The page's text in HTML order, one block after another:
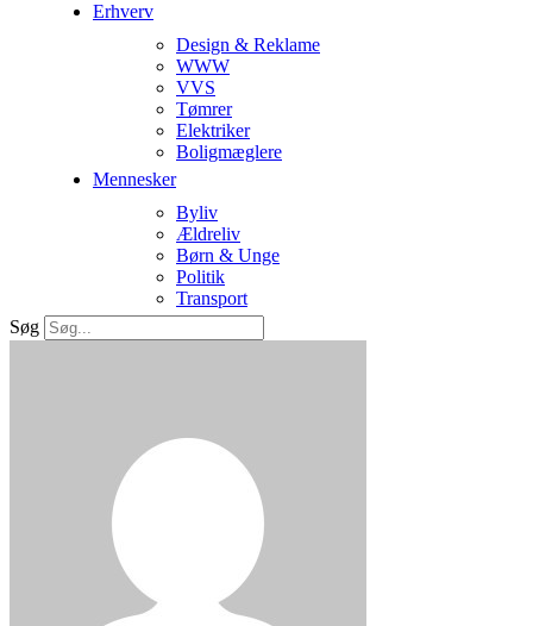
Erhverv
Design & Reklame
WWW
VVS
Tømrer
Elektriker
Boligmæglere
Mennesker
Byliv
Ældreliv
Børn & Unge
Politik
Transport
Søg